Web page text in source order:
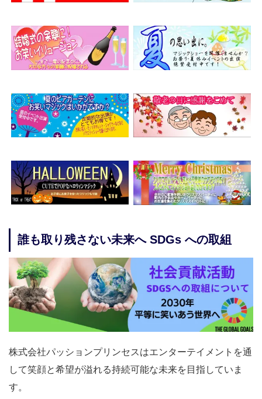
誰も取り残さない未来へ SDGs への取組
株式会社パッションプリンセスはエンターテイメントを通
して笑顔と希望が溢れる持続可能な未来を目指していま
す。